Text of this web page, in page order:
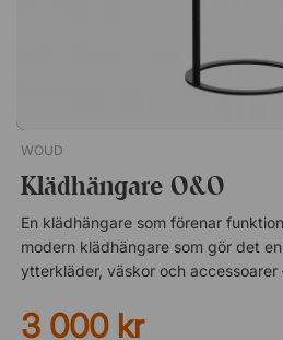
WOUD
Klädhängare O&O
En klädhängare som förenar
modern klädhängare som gör det
ytterkläder, väskor och accessoarer
storlekarna gör att du kan
3 000 kr